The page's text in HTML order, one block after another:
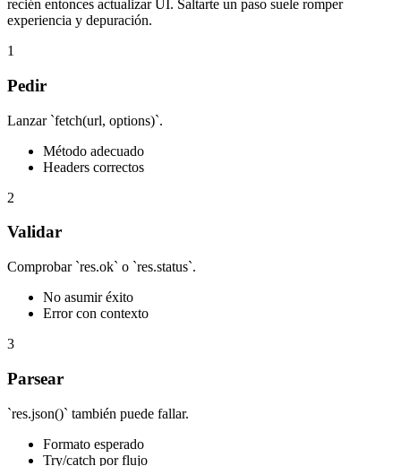
recién entonces actualizar UI. Saltarte un paso suele romper
experiencia y depuración.
1
Pedir
Lanzar `fetch(url, options)`.
Método adecuado
Headers correctos
2
Validar
Comprobar `res.ok` o `res.status`.
No asumir éxito
Error con contexto
3
Parsear
`res.json()` también puede fallar.
Formato esperado
Try/catch por flujo